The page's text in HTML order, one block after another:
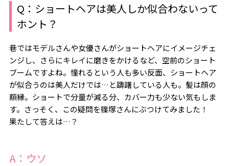
Q：ショートヘアは美人しか似合わないって
ホント？
巷ではモデルさんや女優さんがショートヘアにイメージチェ
ンジし、さらにキレイに磨きをかけるなど、空前のショート
ブームですよね。憧れるという人も多い反面、ショートヘア
が似合うのは美人だけでは…と躊躇している人も。髪は顔の
額縁。ショートで分量が減る分、カバー力も少ない気もしま
す。さっそく、この疑問を篠塚さんにぶつけてみました！
果たして答えは…？
A：ウソ